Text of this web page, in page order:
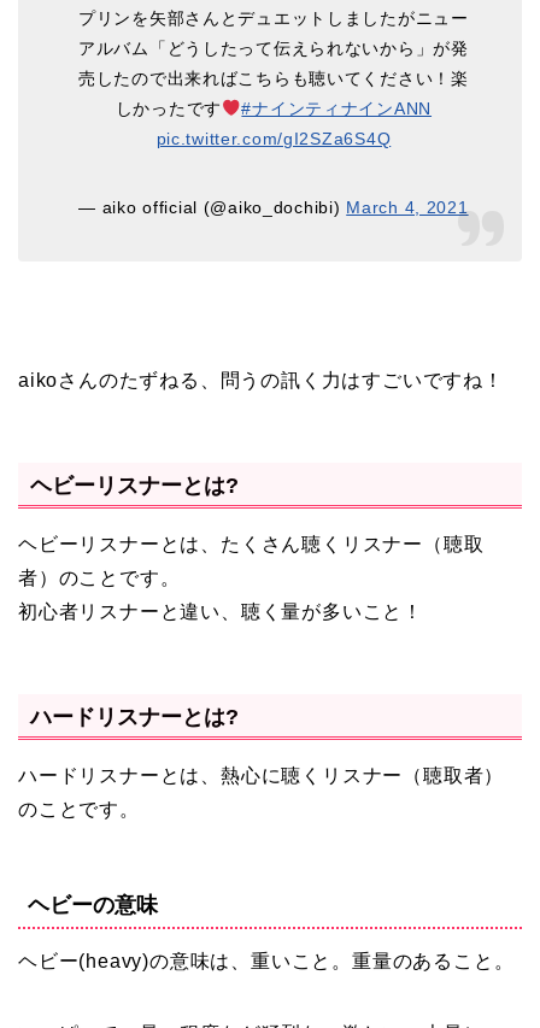
プリンを矢部さんとデュエットしましたがニュー
アルバム「どうしたって伝えられないから」が発
売したので出来ればこちらも聴いてください！楽
しかったです
#ナインティナインANN
pic.twitter.com/gI2SZa6S4Q
— aiko official (@aiko_dochibi) March 4, 2021
aikoさんのたずねる、問うの訊く力はすごいですね！
ヘビーリスナーとは?
ヘビーリスナーとは、たくさん聴くリスナー（聴取
者）のことです。
初心者リスナーと違い、聴く量が多いこと！
ハードリスナーとは?
ハードリスナーとは、熱心に聴くリスナー（聴取者）
のことです。
ヘビーの意味
ヘビー(heavy)の意味は、重いこと。重量のあること。